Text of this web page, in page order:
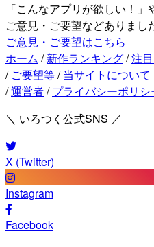
「こんなアプリが欲しい！
ご意見・ご要望などありまし
ご意見・ご要望はこちら
ホーム / 新作ランキング/注
/ ご要望等/ 当サイトについて
/運営者/ プライバシーポリシ
＼ いろつく公式SNS ／
X (Twitter)
Instagram
Facebook